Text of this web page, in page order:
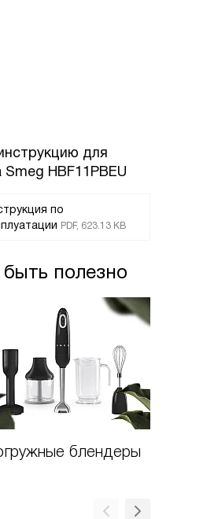
для
Smeg HBF11PBEU
по
PDF, 623.13 KB
полезно
блендеры